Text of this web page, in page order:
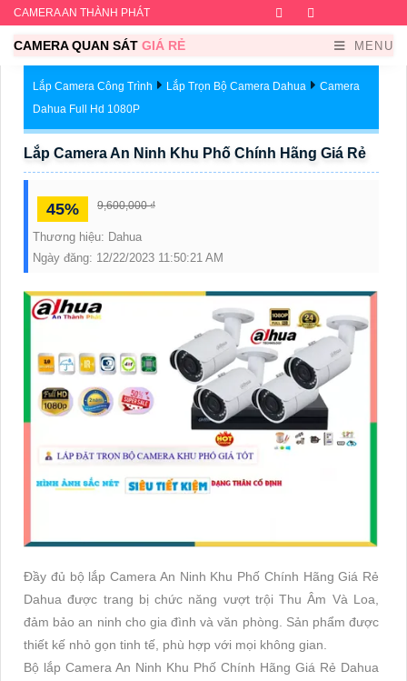
CAMERA AN THÀNH PHÁT Facebook
CAMERA QUAN SÁT GIÁ RẺ MENU
Lắp Camera Công Trình Lắp Trọn Bộ Camera Dahua
Camera
Dahua Full Hd 1080P
Lắp Camera An Ninh Khu Phố Chính Hãng Giá Rẻ
45% 9,600,000 ₫
Thương hiệu: Dahua
Ngày đăng: 12/22/2023 11:50:21 AM
Đầy đủ bộ lắp Camera An Ninh Khu Phố Chính Hãng Giá Rẻ
Dahua được trang bị chức năng vượt trội Thu Âm Và Loa,
đảm bảo an ninh cho gia đình và văn phòng. Sản phẩm được
thiết kế nhỏ gọn tinh tế, phù hợp với mọi không gian.
Bộ lắp Camera An Ninh Khu Phố Chính Hãng Giá Rẻ Dahua